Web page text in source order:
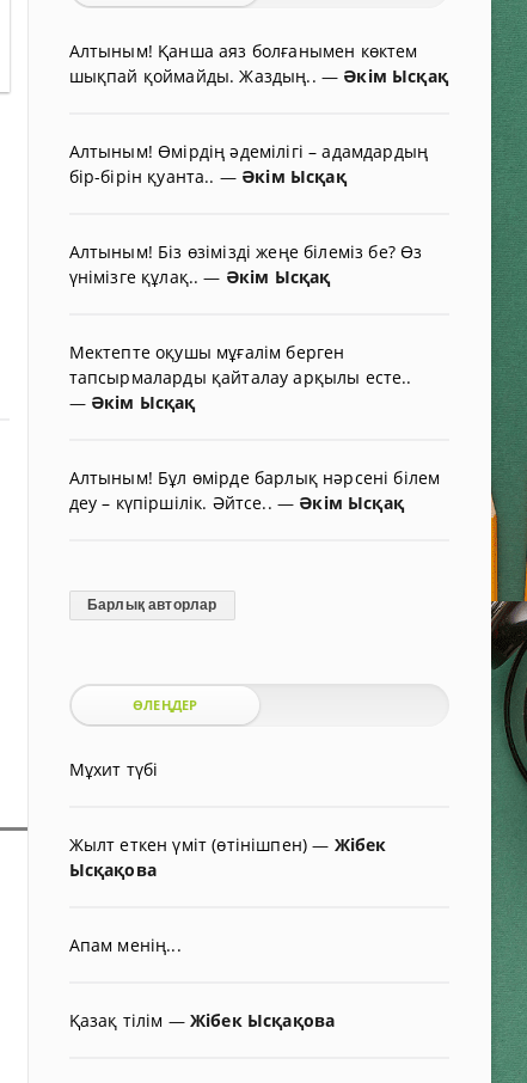
Алтыным! Қанша аяз болғанымен көктем
шықпай қоймайды. Жаздың.. — Әкім Ысқақ
Алтыным! Өмірдің әдемілігі – адамдардың
бір-бірін қуанта.. — Әкім Ысқақ
Алтыным! Біз өзімізді жеңе білеміз бе? Өз
үнімізге құлақ..— Әкім Ысқақ
Мектепте оқушы мұғалім берген
тапсырмаларды қайталау арқылы есте..
— Әкім Ысқақ
Алтыным! Бұл өмірде барлық нәрсені білем
деу – күпіршілік. Әйтсе.. — Әкім Ысқақ
Барлық авторлар
ӨЛЕҢДЕР
Мұхит түбі
Жылт еткен үміт (өтінішпен)— Жібек
Ысқақова
Апам менің...
Қазақ тілім — Жібек Ысқақова